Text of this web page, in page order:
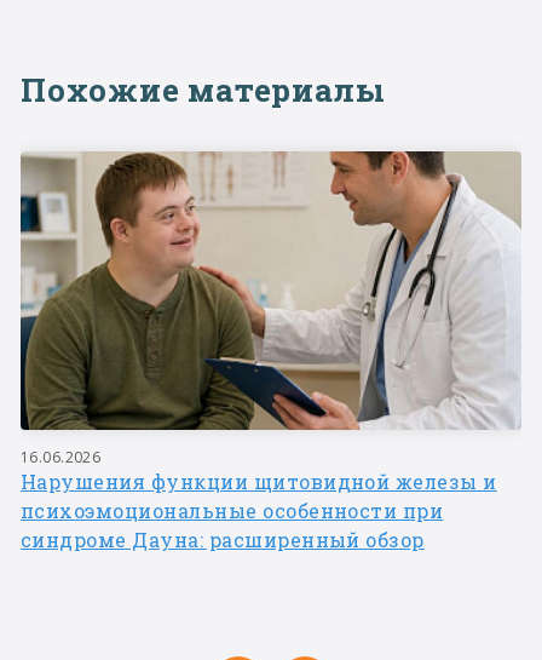
Похожие материалы
16.06.2026
Нарушения функции щитовидной железы и
психоэмоциональные особенности при
синдроме Дауна: расширенный обзор